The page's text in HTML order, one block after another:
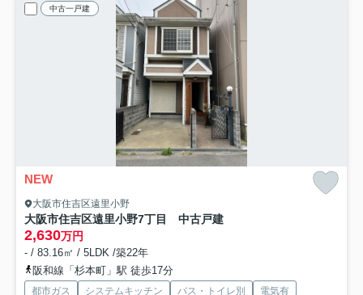
中古一戸建
NEW
大阪市住吉区遠里小野
大阪市住吉区遠里小野7丁目 中古戸建
2,630万円
- / 83.16㎡ / 5LDK /築22年
阪和線「杉本町」駅 徒歩17分
都市ガス システムキッチン バス・トイレ別
電気有